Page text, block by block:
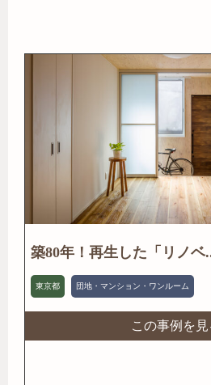
築80年！再生した「リノベ
東京都 団地・マンション・ワンルーム
この事例を見